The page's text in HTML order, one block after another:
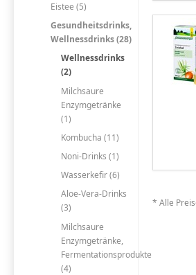
Eistee (5)
Gesundheitsdrinks,
Wellnessdrinks (28)
Wellnessdrinks
(2)
Milchsaure
Enzymgetränke
(1)
Kombucha (11)
Noni-Drinks (1)
Wasserkefir (6)
Aloe-Vera-Drinks
(3)
Milchsaure
Enzymgetränke,
Fermentationsprodukte
(4)
* Alle